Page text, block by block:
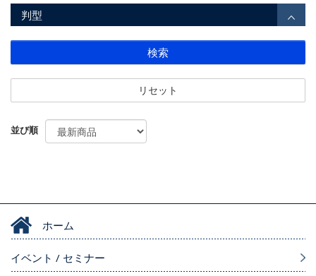
判型
検索
リセット
並び順
ホーム
イベント / セミナー